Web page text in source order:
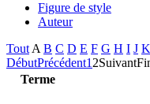
Figure de style
Auteur
ToutA B C D E F G H I J K
DébutPrécédent12Suivant
Terme